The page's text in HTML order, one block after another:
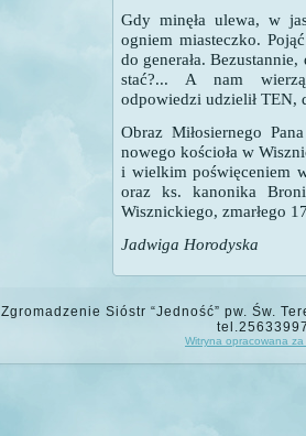
Gdy minęła ulewa, w
ogniem miasteczko.
do generała.
stać?... A nam
odpowiedzi udzielił TEN,
Obraz Miłosiernego
nowego kościoła w
i wielkim poświęceniem
oraz ks. kanonika
Wisznickiego, zmarłego
Jadwiga Horodyska
Zgromadzenie Sióstr “Jedność” pw. Św.
Witryna opracowana